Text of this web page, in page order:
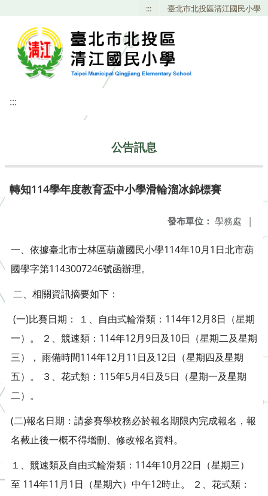
::: 臺北市北投區清江國民小學
:::
公告訊息
轉知114學年度教育盃中小學滑輪溜冰錦標賽
發布單位： 學務處 |
一、依據臺北市士林區葫蘆國民小學114年10月1日北市葫
國學字第1143007246號函辦理。
二、相關資訊摘要如下：
(一)比賽日期： １、自由式輪滑類：114年12月8日（星期
一）。 ２、競速類：114年12月9日及10日（星期二及星期
三）， 雨備時間114年12月11日及12日（星期四及星期
五）。 ３、花式類：115年5月4日及5日（星期一及星期
二）。
(二)報名日期：請參賽學校務必於報名期限內完成報名，報
名截止後一概不得增刪、修改報名資料。
１、競速類及自由式輪滑類：114年10月22日（星期三）
至 114年11月1日（星期六）中午12時止。 ２、花式類：